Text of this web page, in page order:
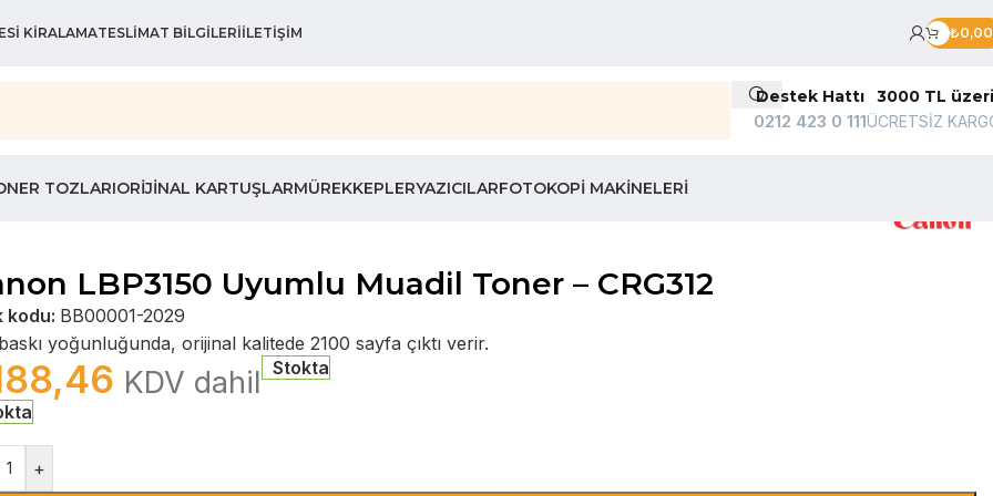
KIRALAMATESLIMAT BILGILERIİLETIŞIM ₺0,00
Destek Hattı
0212 423 0 111
3000 TL üzeri
ÜCRETSİZ
TOZLARIORIJINAL KARTUŞLARMÜREKKEPLERYAZICILARFOTOKOPI MAKINELERI
LBP3150 Uyumlu Muadil Toner – CRG312
kodu: BB00001-2029
yoğunluğunda, orijinal kalitede 2100 sayfa çıktı verir.
KDV dahil Stokta
+